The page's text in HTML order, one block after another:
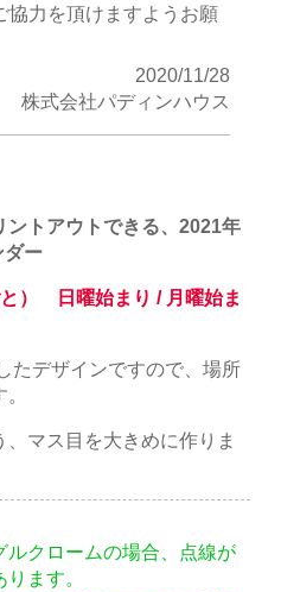
協力を頂けますようお願
2020/11/28
株式会社パディンハウス
トアウトできる、2021年
ダー
） 日曜始まり / 月曜始ま
たデザインですので、場所
マス目を大きめに作りま
ルクロームの場合、点線が
ます。